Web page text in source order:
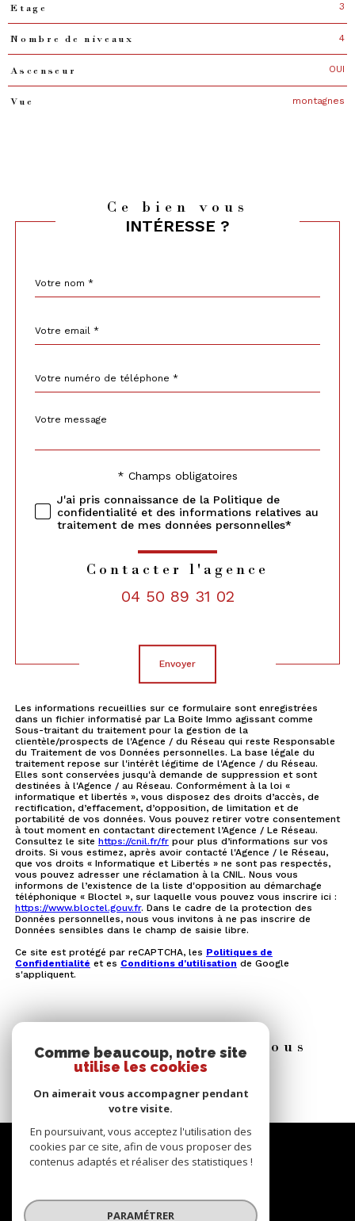
Etage 3
Nombre de niveaux 4
Ascenseur OUI
Vue montagnes
Ce bien vous
INTÉRESSE ?
par
*
*
*
Fieldset
Message
*
* Champs obligatoires
J'ai pris connaissance de la Politique de
confidentialité et des informations relatives au
traitement de mes données personnelles*
Contacter l'agence
04 50 89 31 02
envoyer
Les informations recueillies sur ce formulaire sont enregistrées
dans un fichier informatisé par La Boite Immo agissant comme
Sous-traitant du traitement pour la gestion de la
clientèle/prospects de l'Agence / du Réseau qui reste Responsable
du Traitement de vos Données personnelles. La base légale du
traitement repose sur l'intérêt légitime de l'Agence / du Réseau.
Elles sont conservées jusqu'à demande de suppression et sont
destinées à l'Agence / au Réseau. Conformément à la loi «
informatique et libertés », vous disposez des droits d’accès, de
rectification, d’effacement, d’opposition, de limitation et de
portabilité de vos données. Vous pouvez retirer votre consentement
à tout moment en contactant directement l’Agence / Le Réseau.
Consultez le site https://cnil.fr/fr pour plus d’informations sur vos
droits. Si vous estimez, après avoir contacté l'Agence / le Réseau,
que vos droits « Informatique et Libertés » ne sont pas respectés,
vous pouvez adresser une réclamation à la CNIL. Nous vous
informons de l’existence de la liste d'opposition au démarchage
téléphonique « Bloctel », sur laquelle vous pouvez vous inscrire ici :
https://www.bloctel.gouv.fr. Dans le cadre de la protection des
Données personnelles, nous vous invitons à ne pas inscrire de
Données sensibles dans le champ de saisie libre.
Ce site est protégé par reCAPTCHA, les Politiques de
Confidentialité et es Conditions d'utilisation de Google
s'appliquent.
Ces biens peuvent vous
INTÉRESSER
Se
CONNECTER
espace propriétaire
Comme beaucoup, notre site
utilise les cookies
On aimerait vous accompagner pendant
votre visite.
En poursuivant, vous acceptez l'utilisation des
cookies par ce site, afin de vous proposer des
contenus adaptés et réaliser des statistiques !
PARAMÉTRER